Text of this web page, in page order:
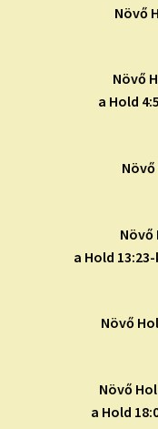
Növő
Növő
a Hold
Növő
Növő
a Hold
Növő
Növő
a Hold